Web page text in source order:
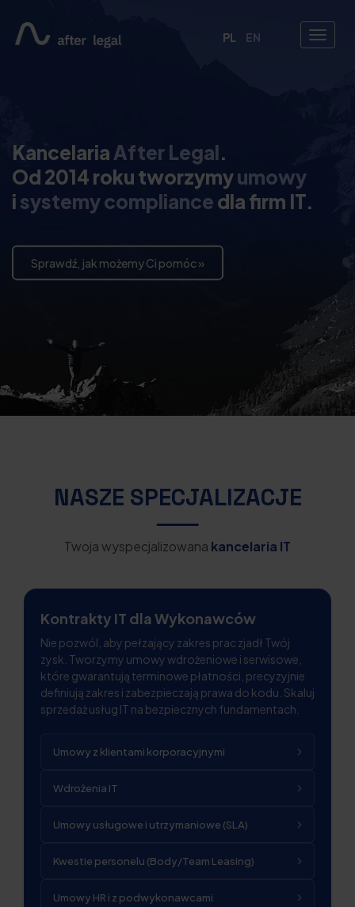
PL EN
Kancelaria After Legal.
Od 2014 roku tworzymyumowy
i systemy compliance dla firm IT.
Sprawdź, jak możemy Ci pomóc »
NASZE SPECJALIZACJE
Twoja wyspecjalizowana kancelaria IT
Kontrakty IT dla Wykonawców
Nie pozwól, aby pełzający zakres prac zjadł Twój
zysk. Tworzymy umowy wdrożeniowe i serwisowe,
które gwarantują terminowe płatności, precyzyjnie
definiują zakres i zabezpieczają prawa do kodu. Skaluj
sprzedaż usług IT na bezpiecznych fundamentach.
Umowy z klientami korporacyjnymi
Wdrożenia IT
Umowy usługowe i utrzymaniowe (SLA)
Kwestie personelu (Body/Team Leasing)
Umowy HR i z podwykonawcami